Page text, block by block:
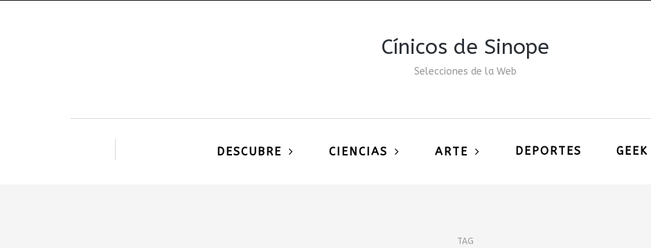
Cínicos de Sinope
Selecciones de la Web
DESCUBRE CIENCIAS ARTE DEPORTES GEEK
TAG